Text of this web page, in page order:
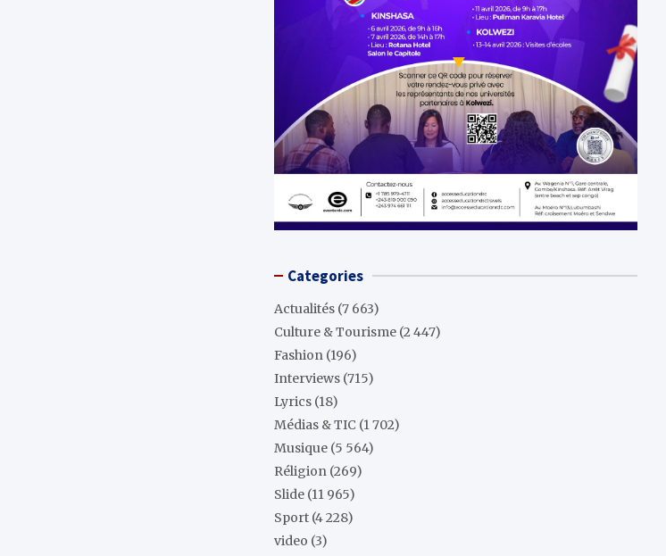
Categories
Actualités (7 663)
Culture & Tourisme (2 447)
Fashion (196)
Interviews (715)
Lyrics (18)
Médias & TIC (1 702)
Musique (5 564)
Réligion (269)
Slide (11 965)
Sport (4 228)
video (3)